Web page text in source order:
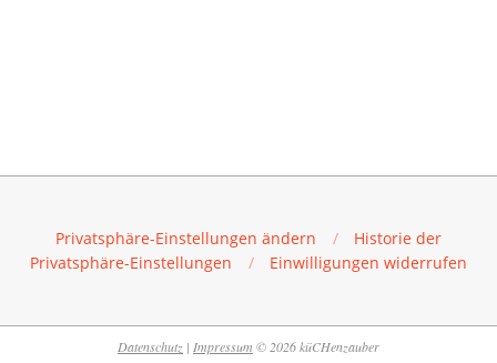
Privatsphäre-Einstellungen ändern
Historie der
Privatsphäre-Einstellungen
Einwilligungen widerrufen
Datenschutz | Impressum © 2026 küCHenzauber